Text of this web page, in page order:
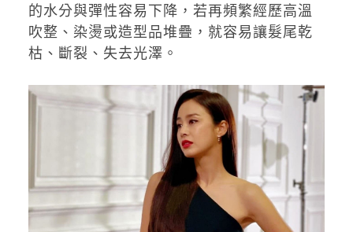
的水分與彈性容易下降，若再頻繁經歷高溫
吹整、染燙或造型品堆疊，就容易讓髮尾乾
枯、斷裂、失去光澤。